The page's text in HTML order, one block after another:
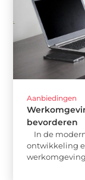
Aanbiedingen
bevorderen
In de
ontwikkeling